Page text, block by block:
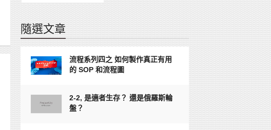
隨選文章
流程系列四之 如何製作真正有用
的 SOP 和流程圖
2-2, 是適者生存？ 還是俄羅斯輪
盤？